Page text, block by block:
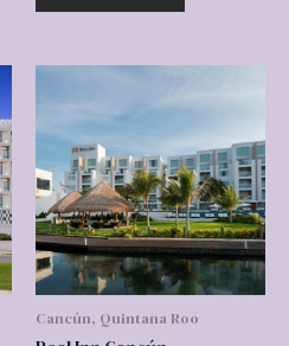
Cancún, Quintana Roo